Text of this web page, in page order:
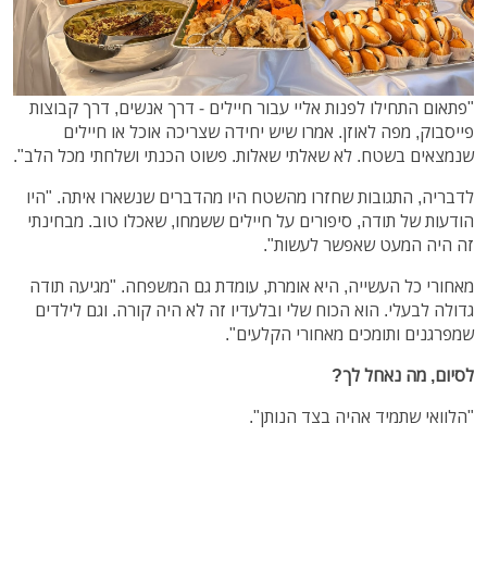
"פתאום התחילו לפנות אליי עבור חיילים - דרך אנשים, דרך קבוצות
פייסבוק, מפה לאוזן. אמרו שיש יחידה שצריכה אוכל או חיילים
שנמצאים בשטח. לא שאלתי שאלות. פשוט הכנתי ושלחתי מכל הלב".
לדבריה, התגובות שחזרו מהשטח היו מהדברים שנשארו איתה. "היו
הודעות של תודה, סיפורים על חיילים ששמחו, שאכלו טוב. מבחינתי
זה היה המעט שאפשר לעשות".
מאחורי כל העשייה, היא אומרת, עומדת גם המשפחה. "מגיעה תודה
גדולה לבעלי. הוא הכוח שלי ובלעדיו זה לא היה קורה. וגם לילדים
שמפרגנים ותומכים מאחורי הקלעים".
לסיום, מה נאחל לך?
"הלוואי שתמיד אהיה בצד הנותן".